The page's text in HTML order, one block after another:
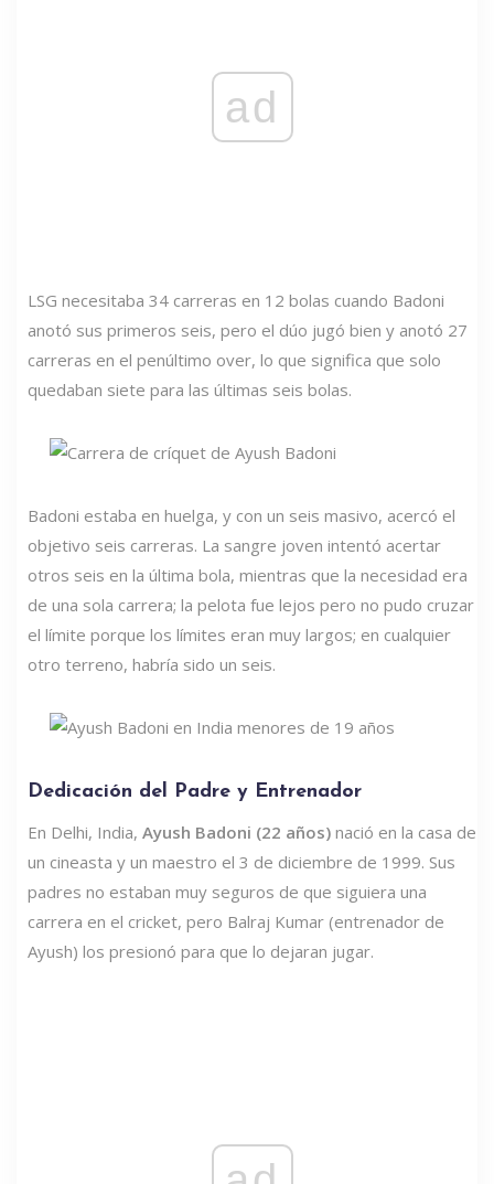
ad
LSG necesitaba 34 carreras en 12 bolas cuando Badoni
anotó sus primeros seis, pero el dúo jugó bien y anotó 27
carreras en el penúltimo over, lo que significa que solo
quedaban siete para las últimas seis bolas.
Badoni estaba en huelga, y con un seis masivo, acercó el
objetivo seis carreras. La sangre joven intentó acertar
otros seis en la última bola, mientras que la necesidad era
de una sola carrera; la pelota fue lejos pero no pudo cruzar
el límite porque los límites eran muy largos; en cualquier
otro terreno, habría sido un seis.
Dedicación del Padre y Entrenador
En Delhi, India, Ayush Badoni (22 años) nació en la casa de
un cineasta y un maestro el 3 de diciembre de 1999. Sus
padres no estaban muy seguros de que siguiera una
carrera en el cricket, pero Balraj Kumar (entrenador de
Ayush) los presionó para que lo dejaran jugar.